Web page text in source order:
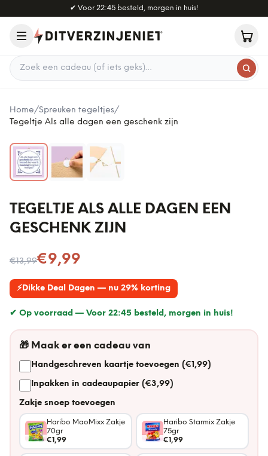
Naar hoofdinhoud
✔ Voor 22:45 besteld, morgen in huis!
Zoek een cadeau
Home/Spreuken tegeltjes/
Tegeltje Als alle dagen een geschenk zijn
TEGELTJE ALS ALLE DAGEN EEN
GESCHENK ZIJN
€13,99
Nu voor
€9,99
⚡Dikke Deal Dagen — nu 29% korting
✔ Op voorraad — Voor 22:45 besteld, morgen in huis!
🎁 Maak er een cadeau van
Handgeschreven kaartje toevoegen (€1,99)
Inpakken in cadeaupapier (€3,99)
Zakje snoep toevoegen
Haribo MaoMixx Zakje
70gr
€1,99
Haribo Starmix Zakje
75gr
€1,99